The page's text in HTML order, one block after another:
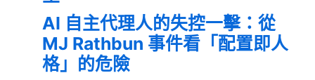
AI 自主代理人的失控一擊：從
MJ Rathbun 事件看「配置即人
格」的危險